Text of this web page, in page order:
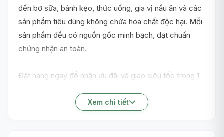
đến bơ sữa, bánh kẹo, thức uống, gia vị nấu ăn và các
sản phẩm tiêu dùng không chứa hóa chất độc hại. Mỗi
sản phẩm đều có nguồn gốc minh bạch, đạt chuẩn
chứng nhận an toàn.
Đặt hàng ngay để nhận ưu đãi và giao siêu tốc trong 1
Xem chi tiết